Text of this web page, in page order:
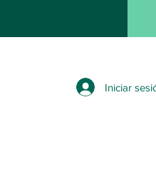
Iniciar